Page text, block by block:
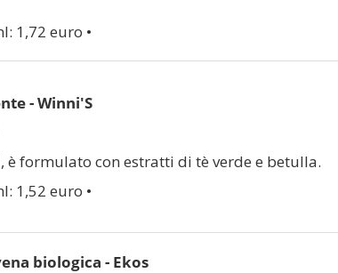
1,72 euro •
- Winni'S
formulato con estratti di tè verde e betulla.
1,52 euro •
biologica - Ekos